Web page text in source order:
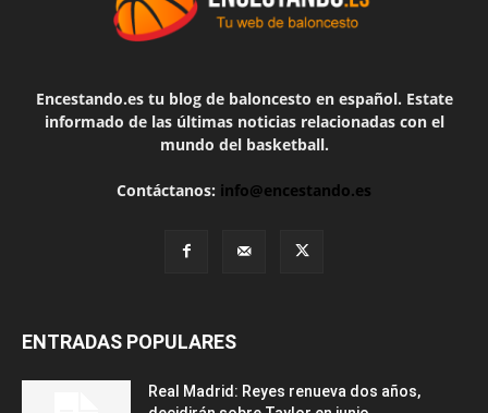
Encestando.es tu blog de baloncesto en español. Estate
informado de las últimas noticias relacionadas con el
mundo del basketball.
Contáctanos: info@encestando.es
ENTRADAS POPULARES
Real Madrid: Reyes renueva dos años,